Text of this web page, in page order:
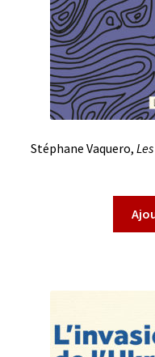
Stéphane Vaquero,